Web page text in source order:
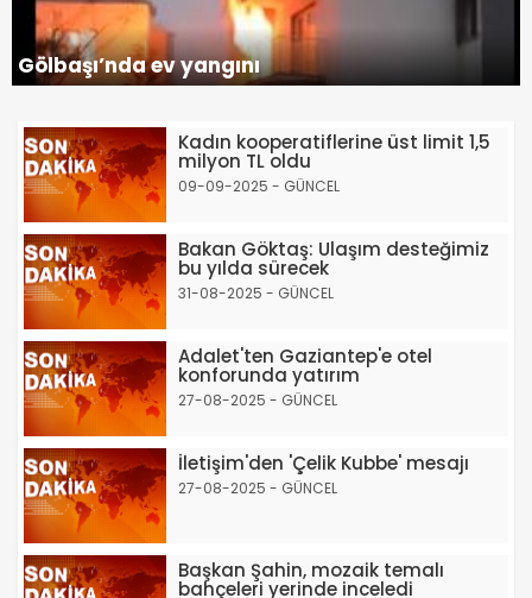
Gölbaşı’nda ev yangını
Kadın kooperatiflerine üst limit 1,5
milyon TL oldu
09-09-2025 - GÜNCEL
Bakan Göktaş: Ulaşım desteğimiz
bu yılda sürecek
31-08-2025 - GÜNCEL
Adalet'ten Gaziantep'e otel
konforunda yatırım
27-08-2025 - GÜNCEL
İletişim'den 'Çelik Kubbe' mesajı
27-08-2025 - GÜNCEL
Başkan Şahin, mozaik temalı
bahçeleri yerinde inceledi